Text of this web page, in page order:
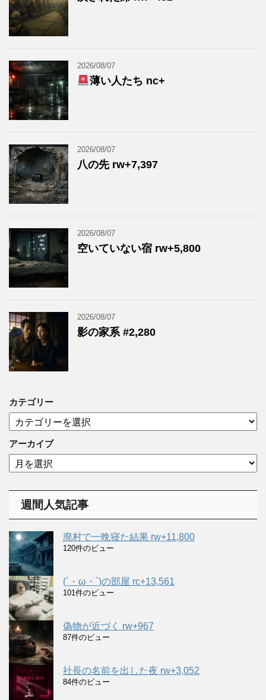
2026/08/07
薄い人たち nc+
2026/08/07
八の先 rw+7,397
2026/08/07
空いていない宿 rw+5,800
2026/08/07
影の家系 #2,280
カテゴリー
テ
ゴ
リ
ー
アーカイブ
ア
ー
週間人気記事
廃村で一晩寝た結果 rw+11,800
120件のビュー
(´・ω・`)の部屋 rc+13,561
101件のビュー
偽物が近づく rw+967
87件のビュー
社長の名前を出した夜 rw+3,052
84件のビュー